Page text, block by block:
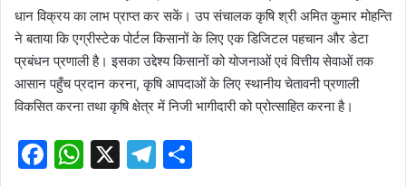
धान विक्रय का लाभ प्राप्त कर सकें। उप संचालक कृषि श्री अमित कुमार मोहन्ति
ने बताया कि एग्रीस्टेक पोर्टल किसानों के लिए एक डिजिटल पहचान और डेटा
प्रबंधन प्रणाली है। इसका उद्देश्य किसानों को योजनाओं एवं वित्तीय सेवाओं तक
आसान पहुँच प्रदान करना, कृषि आपदाओं के लिए स्थानीय चेतावनी प्रणाली
विकसित करना तथा कृषि क्षेत्र में निजी भागीदारी को प्रोत्साहित करना है।
F
W X
T